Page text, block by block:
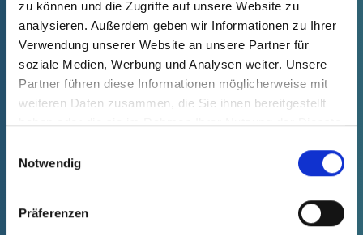
zu können und die Zugriffe auf unsere Website zu
analysieren. Außerdem geben wir Informationen zu Ihrer
Verwendung unserer Website an unsere Partner für
soziale Medien, Werbung und Analysen weiter. Unsere
Partner führen diese Informationen möglicherweise mit
weiteren Daten zusammen, die Sie ihnen bereitgestellt
haben oder die sie im Rahmen Ihrer Nutzung der Dienste
Notwendig
Präferenzen
NOUVEAU